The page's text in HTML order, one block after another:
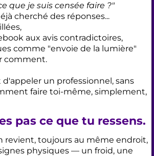
que je suis censée faire ?"
cherché des réponses...
aux avis contradictoires,
comme "envoie de la lumière"
comment.
d'appeler un professionnel, sans
faire toi-même, simplement,
pas ce que tu ressens.
revient, toujours au même endroit,
physiques — un froid, une